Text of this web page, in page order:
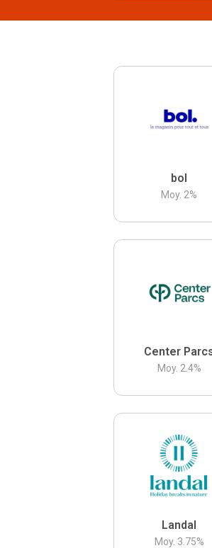
bol
Moy. 2%
Center
Moy. 2.4%
Landal
Moy. 3.75%